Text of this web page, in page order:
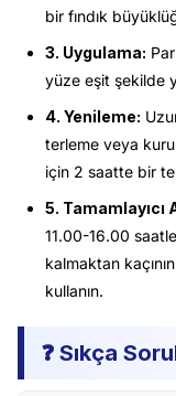
bir fındık
3. Uygulama:
yüze eşit şekilde
4. Yenileme:
terleme veya
için 2 saatte bir
5. Tamamlayıcı
11.00-16.00
kalmaktan
kullanın.
❓ Sıkça